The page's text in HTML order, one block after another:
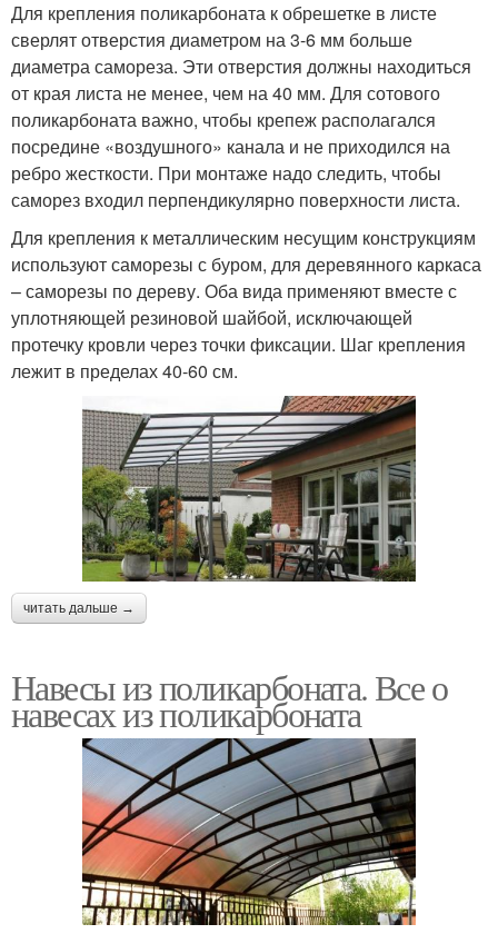
Для крепления поликарбоната к обрешетке в листе
сверлят отверстия диаметром на 3-6 мм больше
диаметра самореза. Эти отверстия должны находиться
от края листа не менее, чем на 40 мм. Для сотового
поликарбоната важно, чтобы крепеж располагался
посредине «воздушного» канала и не приходился на
ребро жесткости. При монтаже надо следить, чтобы
саморез входил перпендикулярно поверхности листа.
Для крепления к металлическим несущим конструкциям
используют саморезы с буром, для деревянного каркаса
– саморезы по дереву. Оба вида применяют вместе с
уплотняющей резиновой шайбой, исключающей
протечку кровли через точки фиксации. Шаг крепления
лежит в пределах 40-60 см.
читать дальше →
Навесы из поликарбоната. Все о
навесах из поликарбоната